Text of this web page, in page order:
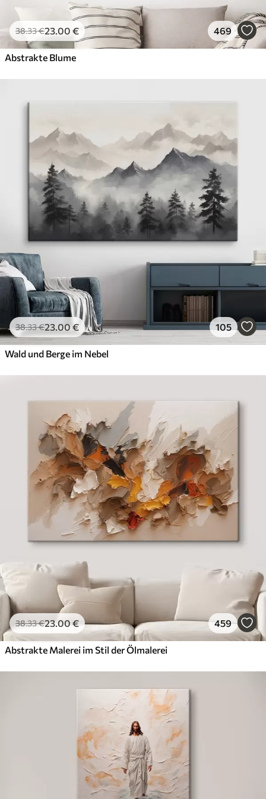
38.33€23.00 € 469
Abstrakte Blume
38.33€23.00€ 105
Wald und Berge im Nebel
38.33€23.00€ 459
Abstrakte Malerei im Stil der Ölmalerei